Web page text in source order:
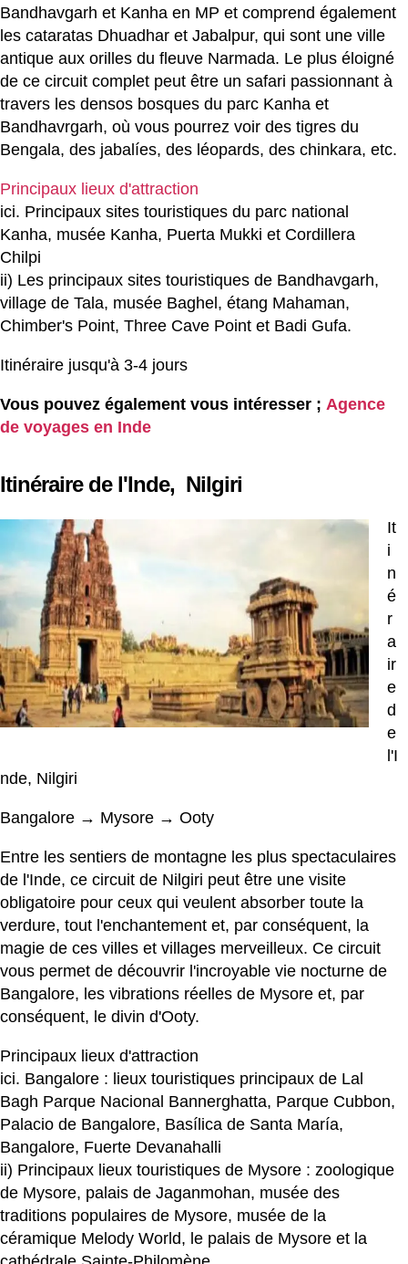
Bandhavgarh et Kanha en MP et comprend également
les cataratas Dhuadhar et Jabalpur, qui sont une ville
antique aux orilles du fleuve Narmada. Le plus éloigné
de ce circuit complet peut être un safari passionnant à
travers les densos bosques du parc Kanha et
Bandhavrgarh, où vous pourrez voir des tigres du
Bengala, des jabalíes, des léopards, des chinkara, etc.
Principaux lieux d'attraction
ici. Principaux sites touristiques du parc national
Kanha, musée Kanha, Puerta Mukki et Cordillera
Chilpi
ii) Les principaux sites touristiques de Bandhavgarh,
village de Tala, musée Baghel, étang Mahaman,
Chimber's Point, Three Cave Point et Badi Gufa.
Itinéraire jusqu'à 3-4 jours
Vous pouvez également vous intéresser ; Agence
de voyages en Inde
Itinéraire de l'Inde, Nilgiri
It
i
n
é
r
a
ir
e
d
e
l'I
nde, Nilgiri
Bangalore → Mysore → Ooty
Entre les sentiers de montagne les plus spectaculaires
de l'Inde, ce circuit de Nilgiri peut être une visite
obligatoire pour ceux qui veulent absorber toute la
verdure, tout l'enchantement et, par conséquent, la
magie de ces villes et villages merveilleux. Ce circuit
vous permet de découvrir l'incroyable vie nocturne de
Bangalore, les vibrations réelles de Mysore et, par
conséquent, le divin d'Ooty.
Principaux lieux d'attraction
ici. Bangalore : lieux touristiques principaux de Lal
Bagh Parque Nacional Bannerghatta, Parque Cubbon,
Palacio de Bangalore, Basílica de Santa María,
Bangalore, Fuerte Devanahalli
ii) Principaux lieux touristiques de Mysore : zoologique
de Mysore, palais de Jaganmohan, musée des
traditions populaires de Mysore, musée de la
céramique Melody World, le palais de Mysore et la